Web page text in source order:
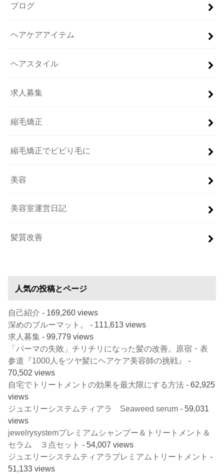
ブログ
ヘアケアアイテム
ヘアスタイル
求人募集
縮毛矯正
縮毛矯正でビビり毛に
美容
美容室運営日記
髪質改善
人気の投稿とページ
自己紹介 - 169,260 views
深めのブルーマット。
- 111,613 views
求人募集 - 99,779 views
「パーマの失敗」チリチリになった髪の改善。原宿・表
参道『1000人をツヤ髪にヘアケア美容師の挑戦』
-
70,502 views
自宅でトリートメントの効果を最大限にする方法 - 62,925
views
ジュエリーシステムティアラ Seaweed serum - 59,031
views
jewelrysystemプレミアムシャンプー＆トリートメント＆
セラム ３点セット - 54,007 views
ジュエリーシステムティアラプレミアムトリートメント -
51,133 views